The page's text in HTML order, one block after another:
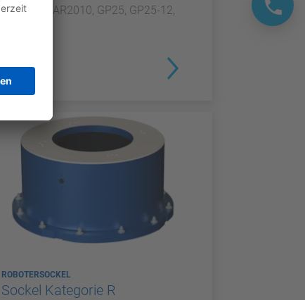
Für GP20, AR2010, GP25, GP25-12,
ROBOTERSOCKEL
Sockel Kategorie R